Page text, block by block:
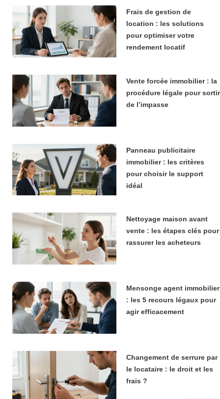
Frais de gestion de
location : les solutions
pour optimiser votre
rendement locatif
Vente forcée immobilier : la
procédure légale pour sortir
de l’impasse
Panneau publicitaire
immobilier : les critères
pour choisir le support
idéal
Nettoyage maison avant
vente : les étapes clés pour
rassurer les acheteurs
Mensonge agent immobilier
: les 5 recours légaux pour
agir efficacement
Changement de serrure par
le locataire : le droit et les
frais ?